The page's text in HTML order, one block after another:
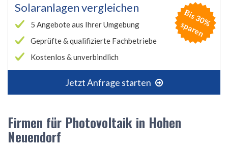
Solaranlagen vergleichen
5 Angebote aus Ihrer Umgebung
Geprüfte & qualifizierte Fachbetriebe
Kostenlos & unverbindlich
Jetzt Anfrage starten
B
is
3
0
%
s
p
a
r
e
n
Firmen für Photovoltaik in Hohen
Neuendorf